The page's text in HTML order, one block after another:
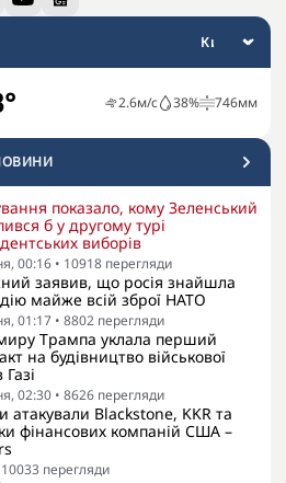
2.6м/с 38% 746мм
показало, кому Зеленський
б у другому турі
виборів
00:16 • 10918 перегляди
заявив, що росія знайшла
майже всій зброї НАТО
01:17 • 8802 перегляди
Трампа уклала перший
на будівництво військової
02:30 • 8626 перегляди
атакували Blackstone, KKR та
фінансових компаній США –
10033 перегляди